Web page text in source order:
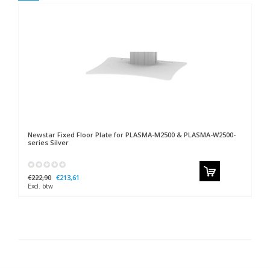
Newstar Fixed Floor Plate for PLASMA-M2500 & PLASMA-W2500-
series Silver
€222,90 €213,61
Excl. btw